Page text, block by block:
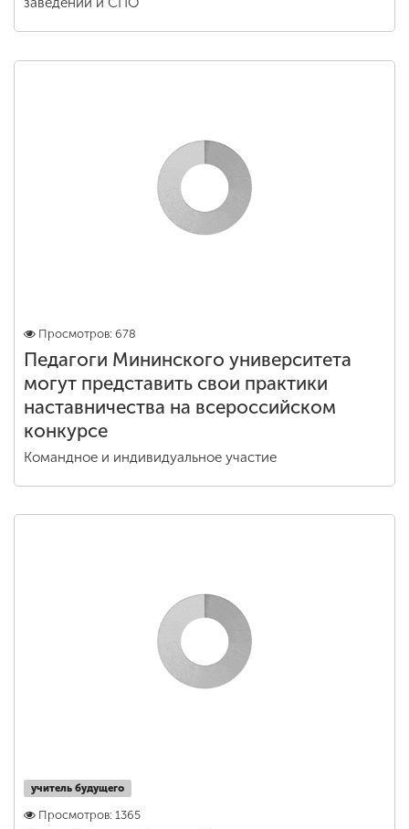
Принять участие могут студенты высших учебных
заведений и СПО
Просмотров: 678
Педагоги Мининского университета
могут представить свои практики
наставничества на всероссийском
конкурсе
Командное и индивидуальное участие
учитель будущего
Просмотров: 1365